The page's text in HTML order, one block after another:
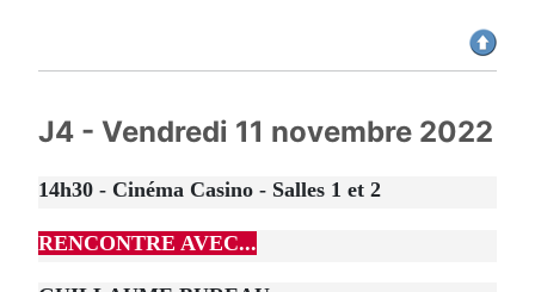
J4 - Vendredi 11 novembre 2022
14h30 - Cinéma Casino - Salles 1 et 2
RENCONTRE AVEC...